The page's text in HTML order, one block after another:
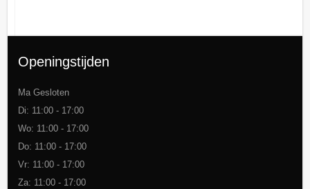
Openingstijden
Ma Gesloten
Di: 11:00 - 17:00
Wo: 11:00 - 17:00
Do: 11:00 - 17:00
Vr: 11:00 - 17:00
Za: 11:00 - 17:00